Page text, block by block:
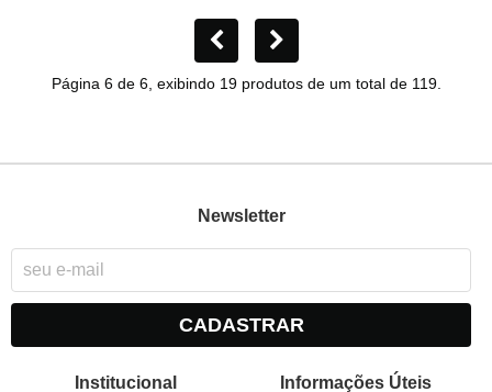
Página 6 de 6, exibindo 19 produtos de um total de 119.
Newsletter
CADASTRAR
Institucional Informações Úteis